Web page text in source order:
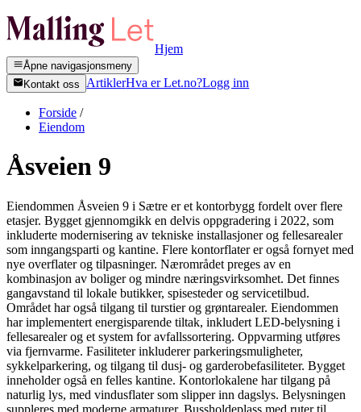
Hjem
Åpne navigasjonsmeny
Kontakt oss
ArtiklerHva er Let.no?Logg inn
Forside /
Eiendom
Åsveien 9
Eiendommen Åsveien 9 i Sætre er et kontorbygg fordelt over flere
etasjer. Bygget gjennomgikk en delvis oppgradering i 2022, som
inkluderte modernisering av tekniske installasjoner og fellesarealer
som inngangsparti og kantine. Flere kontorflater er også fornyet med
nye overflater og tilpasninger. Nærområdet preges av en
kombinasjon av boliger og mindre næringsvirksomhet. Det finnes
gangavstand til lokale butikker, spisesteder og servicetilbud.
Området har også tilgang til turstier og grøntarealer. Eiendommen
har implementert energisparende tiltak, inkludert LED-belysning i
fellesarealer og et system for avfallssortering. Oppvarming utføres
via fjernvarme. Fasiliteter inkluderer parkeringsmuligheter,
sykkelparkering, og tilgang til dusj- og garderobefasiliteter. Bygget
inneholder også en felles kantine. Kontorlokalene har tilgang på
naturlig lys, med vindusflater som slipper inn dagslys. Belysningen
suppleres med moderne armaturer. Bussholdeplass med ruter til